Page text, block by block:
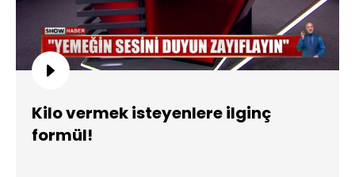
Kilo vermek isteyenlere ilginç
formül!